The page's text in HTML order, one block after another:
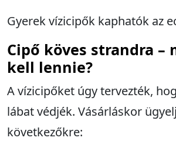
Gyerek vízicipők kaphatók az
Cipő köves strandra –
kell lennie?
A vízicipőket úgy tervezték,
lábat védjék. Vásárláskor
következőkre: